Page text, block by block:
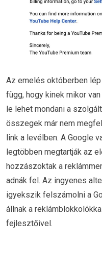
Az emelés októberben
függ, hogy kinek mikor
le lehet mondani a
összegek már nem
link a levélben. A Google
legtöbben megtartják az
hozzászoktak a
adnák fel. Az ingyenes
igyekszik felszámolni a
állnak a
fejlesztőivel.